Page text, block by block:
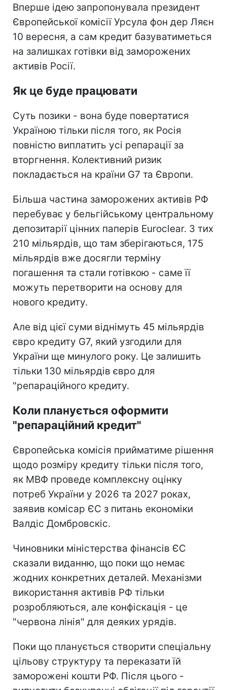
Вперше ідею запропонувала президент
Європейської комісії Урсула фон дер Ляєн
10 вересня, а сам кредит базуватиметься
на залишках готівки від заморожених
активів Росії.
Як це буде працювати
Суть позики - вона буде повертатися
Україною тільки після того, як Росія
повністю виплатить усі репарації за
вторгнення. Колективний ризик
покладається на країни G7 та Європи.
Більша частина заморожених активів РФ
перебуває у бельгійському центральному
депозитарії цінних паперів Euroclear. З тих
210 мільярдів, що там зберігаються, 175
мільярдів вже досягли терміну
погашення та стали готівкою - саме її
можуть перетворити на основу для
нового кредиту.
Але від цієї суми віднімуть 45 мільярдів
євро кредиту G7, який узгодили для
України ще минулого року. Це залишить
тільки 130 мільярдів євро для
"репараційного кредиту.
Коли планується оформити
"репараційний кредит"
Європейська комісія прийматиме рішення
щодо розміру кредиту тільки після того,
як МВФ проведе комплексну оцінку
потреб України у 2026 та 2027 роках,
заявив комісар ЄС з питань економіки
Валдіс Домбровскіс.
Чиновники міністерства фінансів ЄС
сказали виданню, що поки що немає
жодних конкретних деталей. Механізми
використання активів РФ тільки
розробляються, але конфіскація - це
"червона лінія" для деяких урядів.
Поки що планується створити спеціальну
цільову структуру та переказати їй
заморожені кошти РФ. Після цього -